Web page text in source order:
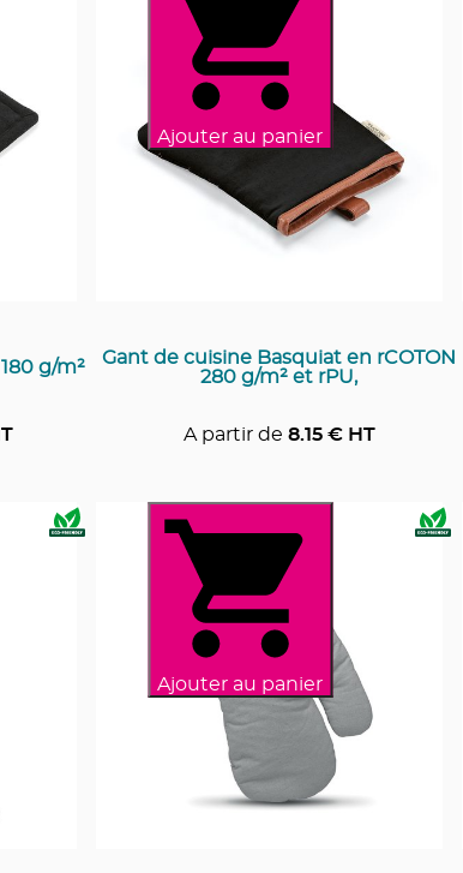
g/m²
Ajouter au panier
Gant de cuisine Basquiat en rCOTON
280 g/m² et rPU,
A partir de 8.15€ HT
Ajouter au panier